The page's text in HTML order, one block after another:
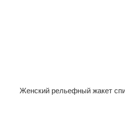
Женский рельефный жакет